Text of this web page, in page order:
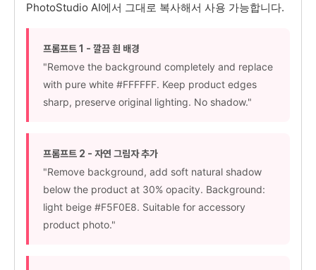
PhotoStudio AI에서 그대로 복사해서 사용 가능합니다.
프롬프트 1 - 깔끔 흰 배경
"Remove the background completely and replace
with pure white #FFFFFF. Keep product edges
sharp, preserve original lighting. No shadow."
프롬프트 2 - 자연 그림자 추가
"Remove background, add soft natural shadow
below the product at 30% opacity. Background:
light beige #F5F0E8. Suitable for accessory
product photo."